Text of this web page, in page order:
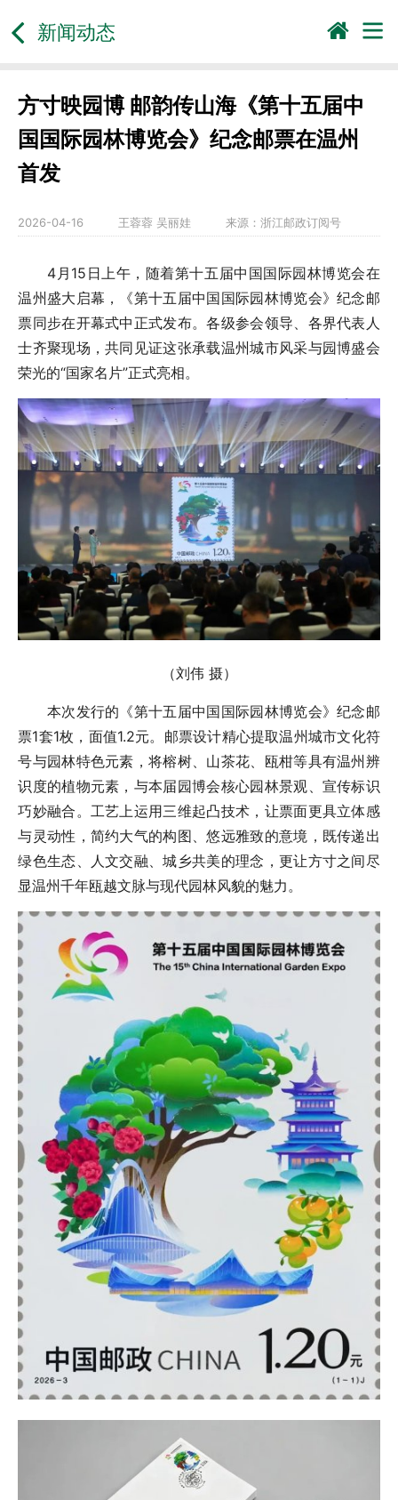
新闻动态
方寸映园博 邮韵传山海《第十五届中
国国际园林博览会》纪念邮票在温州
首发
2026-04-16 王蓉蓉 吴丽娃 来源：浙江邮政订阅号
4月15日上午，随着第十五届中国国际园林博览会在
温州盛大启幕，《第十五届中国国际园林博览会》纪念邮
票同步在开幕式中正式发布。各级参会领导、各界代表人
士齐聚现场，共同见证这张承载温州城市风采与园博盛会
荣光的“国家名片”正式亮相。
（刘伟 摄）
本次发行的《第十五届中国国际园林博览会》纪念邮
票1套1枚，面值1.2元。邮票设计精心提取温州城市文化符
号与园林特色元素，将榕树、山茶花、瓯柑等具有温州辨
识度的植物元素，与本届园博会核心园林景观、宣传标识
巧妙融合。工艺上运用三维起凸技术，让票面更具立体感
与灵动性，简约大气的构图、悠远雅致的意境，既传递出
绿色生态、人文交融、城乡共美的理念，更让方寸之间尽
显温州千年瓯越文脉与现代园林风貌的魅力。